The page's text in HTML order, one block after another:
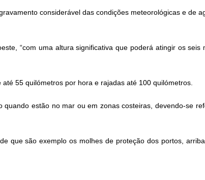
considerável das condições meteorológicas e de
“com uma altura significativa que poderá atingir os seis
55 quilómetros por hora e rajadas até 100 quilómetros.
estão no mar ou em zonas costeiras, devendo-se
que são exemplo os molhes de proteção dos portos,